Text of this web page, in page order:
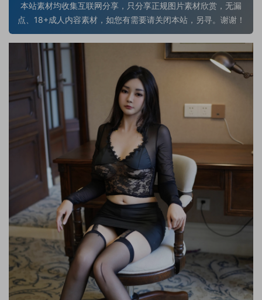
本站素材均收集互联网分享，只分享正规图片素材欣赏，无漏
点、18+成人内容素材，如您有需要请关闭本站，另寻。谢谢！